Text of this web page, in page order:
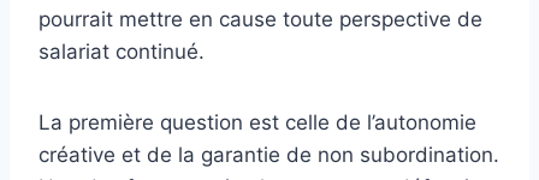
pourrait mettre en cause toute perspective de
salariat continué.
La première question est celle de l’autonomie
créative et de la garantie de non subordination.